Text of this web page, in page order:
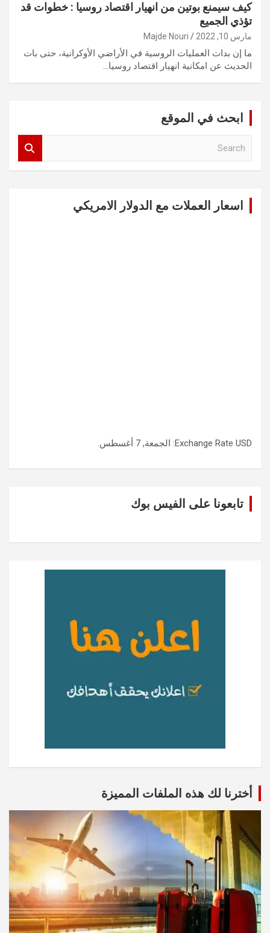
كيف سيمنع بوتين من انهيار اقتصاد روسيا : خطوات قد
تؤذي الجميع
مارس 10, 2022 Majde Nouri
ما إن بدات العمليات الروسية في الأراضي الأوكرانية، حتى بات
الحديث عن امكانية انهيار اقتصاد روسيا…
ابحث في الموقع
اسعار العملات مع الدولار الامريكي
Exchange Rate USD : الجمعة, 7 أغسطس.
تابعونا على الفيس بوك
أخترنا لك هذه الملفات المميزة